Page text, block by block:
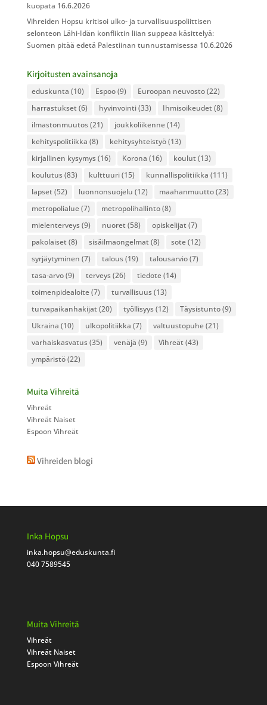
kuopata 16.6.2026
Vihreiden Hopsu kritisoi ulko- ja turvallisuuspoliittisen
selonteon Lähi-Idän konfliktin liian suppeaa käsittelyä:
Suomen pitää edetä Palestiinan tunnustamisessa 10.6.2026
Kirjoitusten avainsanoja
eduskunta (10) Espoo(9) Euroopan neuvosto(22)
harrastukset (6) hyvinvointi(33) Ihmisoikeudet (8)
ilmastonmuutos(21) joukkoliikenne(14)
kehityspolitiikka (8) kehitysyhteistyö(13)
kirjallinen kysymys(16) Korona (16) koulut (13)
koulutus(83) kulttuuri(15) kunnallispolitiikka (111)
lapset (52) luonnonsuojelu (12) maahanmuutto(23)
metropolialue(7) metropolihallinto(8)
mielenterveys(9) nuoret (58) opiskelijat (7)
pakolaiset (8) sisäilmaongelmat (8) sote(12)
syrjäytyminen (7) talous(19) talousarvio(7)
tasa-arvo(9) terveys(26) tiedote(14)
toimenpidealoite(7) turvallisuus(13)
turvapaikanhakijat (20) työllisyys(12) Täysistunto(9)
Ukraina (10) ulkopolitiikka (7) valtuustopuhe(21)
varhaiskasvatus(35) venäjä (9) Vihreät (43)
ympäristö(22)
Muita Vihreitä
Vihreät
Vihreät Naiset
Espoon Vihreät
Vihreiden blogi
Inka Hopsu
inka.hopsu@eduskunta.fi
040 7589545
Muita Vihreitä
Vihreät
Vihreät Naiset
Espoon Vihreät